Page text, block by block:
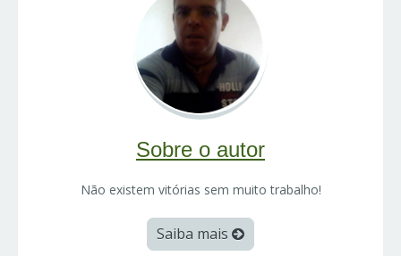
Sobre o autor
Não existem vitórias sem muito trabalho!
Saiba mais